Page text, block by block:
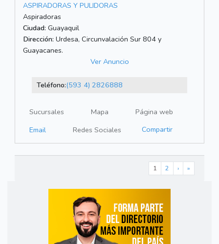
ASPIRADORAS Y PULIDORAS
Aspiradoras
Ciudad: Guayaquil
Dirección: Urdesa, Circunvalación Sur 804 y
Guayacanes.
Ver Anuncio
Teléfono:(593 4) 2826888
Sucursales Mapa
Página web
Email
Redes Sociales Compartir
1 2 › »